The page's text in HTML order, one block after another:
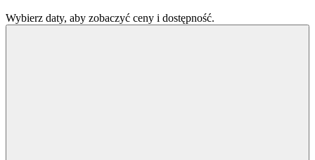
Wybierz daty, aby zobaczyć ceny i dostępność.